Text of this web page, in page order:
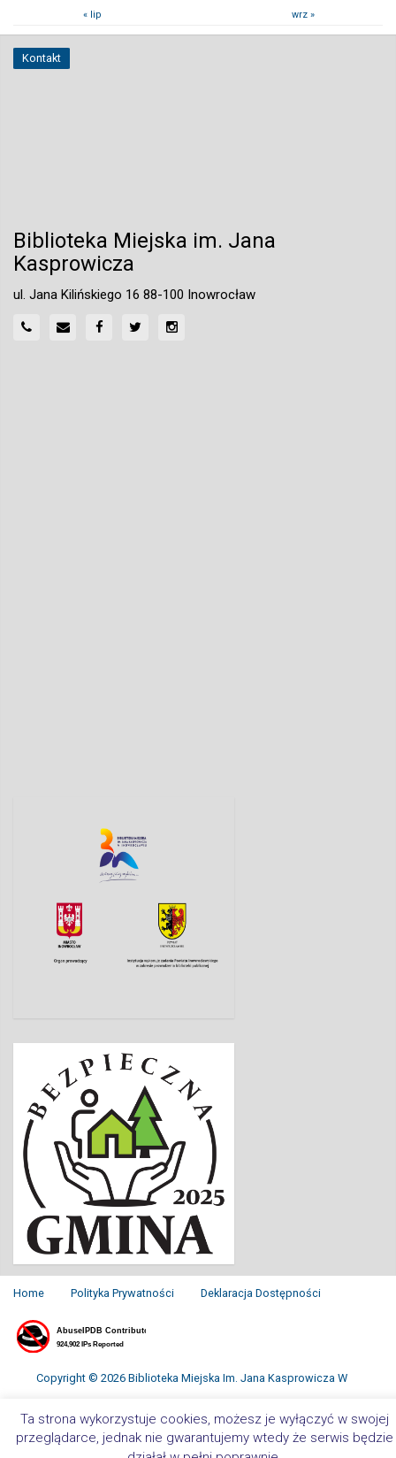
« lip wrz »
Kontakt
Biblioteka Miejska im. Jana
Kasprowicza
ul. Jana Kilińskiego 16 88-100 Inowrocław
Home Polityka Prywatności Deklaracja Dostępności
Copyright © 2026 Biblioteka Miejska Im. Jana Kasprowicza W
Inowrocławiu. All Rights Reserved.
Ta strona wykorzystuje cookies, możesz je wyłączyć w swojej
przeglądarce, jednak nie gwarantujemy wtedy że serwis będzie